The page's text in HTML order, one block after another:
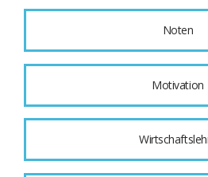
Noten
Motivation